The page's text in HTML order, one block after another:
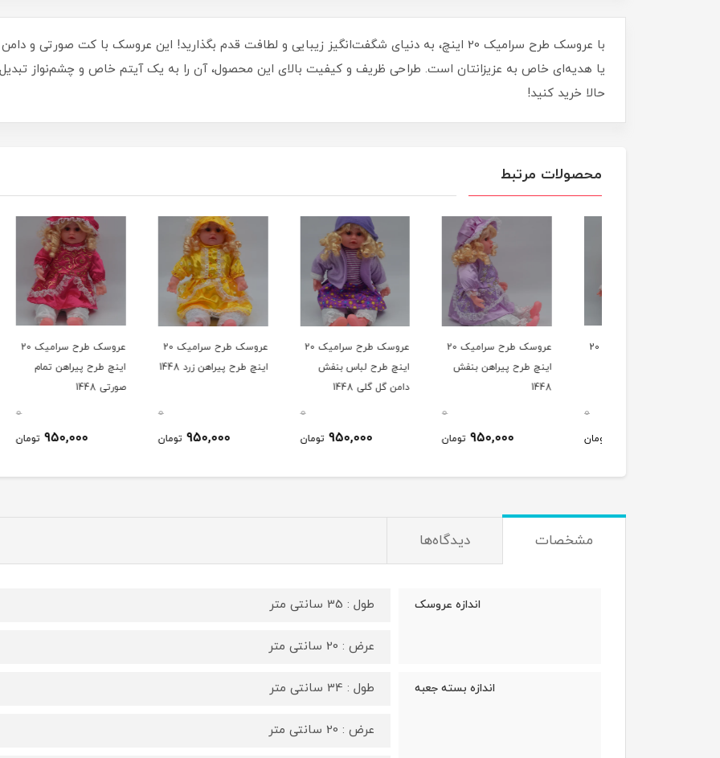
با عروسک طرح سرامیک 20 اینچ، به دنیای شگفت‌انگیز زیبایی و لطافت قدم بگذارید! این عروسک با کت
یا هدیه‌ای خاص به عزیزانتان است. طراحی ظریف و کیفیت بالای این محصول، آن را به یک آیتم خاص و چشم‌نواز
حالا خرید کنید!
محصولات مرتبط
عروسک طرح سرامیک 20
اینچ طرح پیراهن بنفش
950,000 تومان
عروسک طرح سرامیک 20
اینچ طرح لباس بنفش
دامن گل گلی 1448
950,000 تومان
عروسک طرح سرامیک 20
اینچ طرح پیراهن زرد 1448
950,000 تومان
عروسک طرح سرامیک 20
اینچ طرح پیراهن تمام
950,000 تومان
مشخصات دیدگاه‌ها
اندازه عروسک طول : 35 سانتی متر
عرض : 20 سانتی متر
اندازه بسته جعبه طول : 34 سانتی متر
عرض : 20 سانتی متر